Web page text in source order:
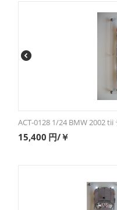
ACT-0128 1/24 BMW 2002
15,400 円/￥